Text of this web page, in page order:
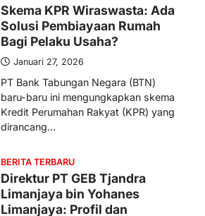
Skema KPR Wiraswasta: Ada
Solusi Pembiayaan Rumah
Bagi Pelaku Usaha?
Januari 27, 2026
PT Bank Tabungan Negara (BTN)
baru-baru ini mengungkapkan skema
Kredit Perumahan Rakyat (KPR) yang
dirancang…
BERITA TERBARU
Direktur PT GEB Tjandra
Limanjaya bin Yohanes
Limanjaya: Profil dan